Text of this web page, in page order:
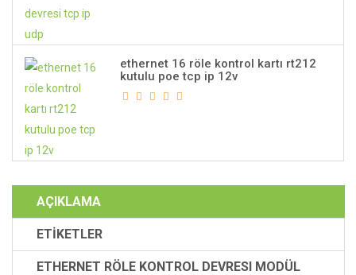
ethernet 16 röle kontrol kartı rt212
kutulu poe tcp ip 12v
AÇIKLAMA
ETİKETLER
ETHERNET RÖLE KONTROL DEVRESI MODÜL